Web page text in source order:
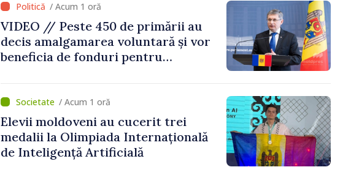
/ Acum 1 oră
VIDEO // Peste 450 de primării au
decis amalgamarea voluntară și vor
beneficia de fonduri pentru
dăm o șansă localităților să se
dezvolte”
/ Acum 1 oră
Elevii moldoveni au cucerit trei
medalii la Olimpiada Internațională
de Inteligență Artificială